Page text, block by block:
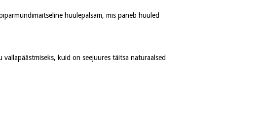
huulepalsam, mis paneb huuled
kuid on seejuures täitsa naturaalsed